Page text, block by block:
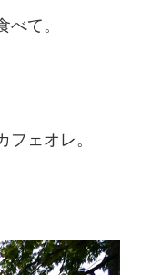
て。
ェオレ。